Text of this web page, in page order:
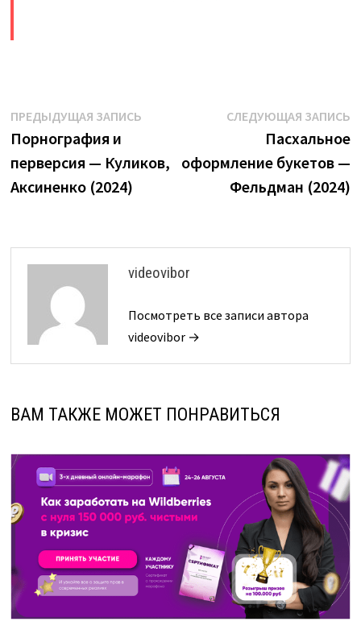
Навигация
по
записям
ПРЕДЫДУЩАЯ ЗАПИСЬПредыдущая
Порнография и
перверсия — Куликов,
Аксиненко (2024)
СЛЕДУЮЩАЯ ЗАПИСЬ
Пасхальное
оформление букетов —
Фельдман (2024)
videovibor
Посмотреть все записи автора
videovibor →
ВАМ ТАКЖЕ МОЖЕТ ПОНРАВИТЬСЯ